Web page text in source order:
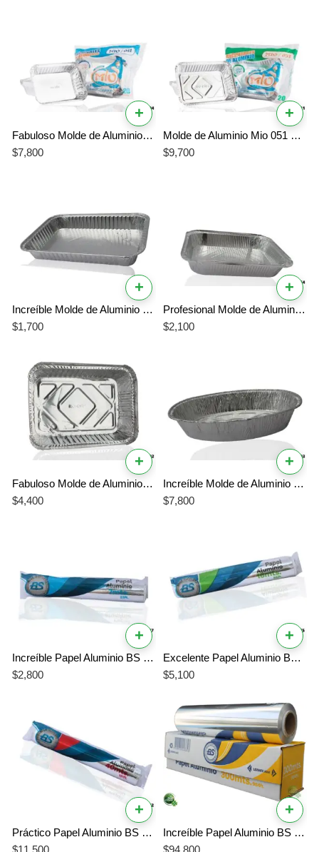
+
Fabuloso Molde de Aluminio Mio 041 – Molde Profesional para Lasaña de 34 oz
$7,800
+
Molde de Aluminio Mio 051 Mediano – Molde Efectivo de Alta Resistencia
$9,700
+
Increíble Molde de Aluminio Mio 061 – Molde Grande para Banquetes Profesionales
$1,700
+
Profesional Molde de Aluminio Mio 071 – Molde de Alta Capacidad Garantizado
$2,100
+
Fabuloso Molde de Aluminio Mio 081 | Molde Familiar XL Resistente
$4,400
+
Increíble Molde de Aluminio Mio 091 – La Mejor Herramienta Profesional para un Horneado Uniforme
$7,800
+
Increíble Papel Aluminio BS 7 Metros – Repuesto Práctico de Alta Calidad
$2,800
+
Excelente Papel Aluminio BS 16 Metros – Repuesto Efectivo para el Hogar
$5,100
+
Práctico Papel Aluminio BS 40 Metros – Repuesto Económico y Resistente
$11,500
+
Increíble Papel Aluminio BS 300 Metros – El Mejor Aluminio Profesional para Cocina
$94,800